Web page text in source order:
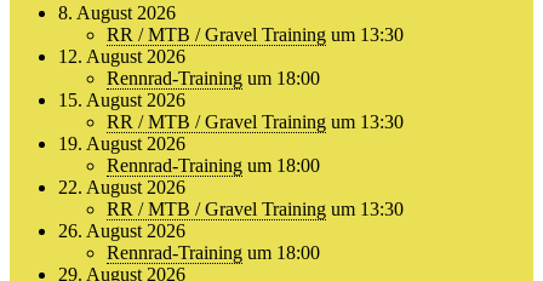
8. August 2026
RR / MTB / Gravel Training um 13:30
12. August 2026
Rennrad-Training um 18:00
15. August 2026
RR / MTB / Gravel Training um 13:30
19. August 2026
Rennrad-Training um 18:00
22. August 2026
RR / MTB / Gravel Training um 13:30
26. August 2026
Rennrad-Training um 18:00
29. August 2026